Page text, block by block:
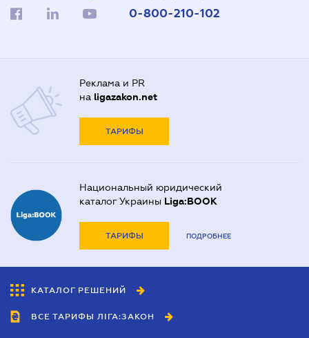
0-800-210-102
Реклама и PR
на ligazakon.net
ТАРИФЫ
Национальный юридический
каталог Украины Liga:BOOK
ТАРИФЫ ПОДРОБНЕЕ
КАТАЛОГ РЕШЕНИЙ
ВСЕ ТАРИФЫ ЛІГА:ЗАКОН